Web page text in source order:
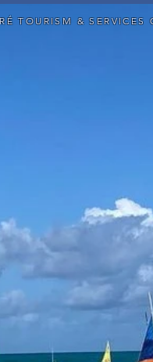
TOURISM & SERVICES